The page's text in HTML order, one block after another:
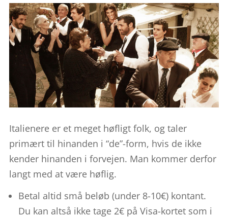
Italienere er et meget høfligt folk, og taler
primært til hinanden i “de”-form, hvis de ikke
kender hinanden i forvejen. Man kommer derfor
langt med at være høflig.
Betal altid små beløb (under 8-10€) kontant.
Du kan altså ikke tage 2€ på Visa-kortet som i